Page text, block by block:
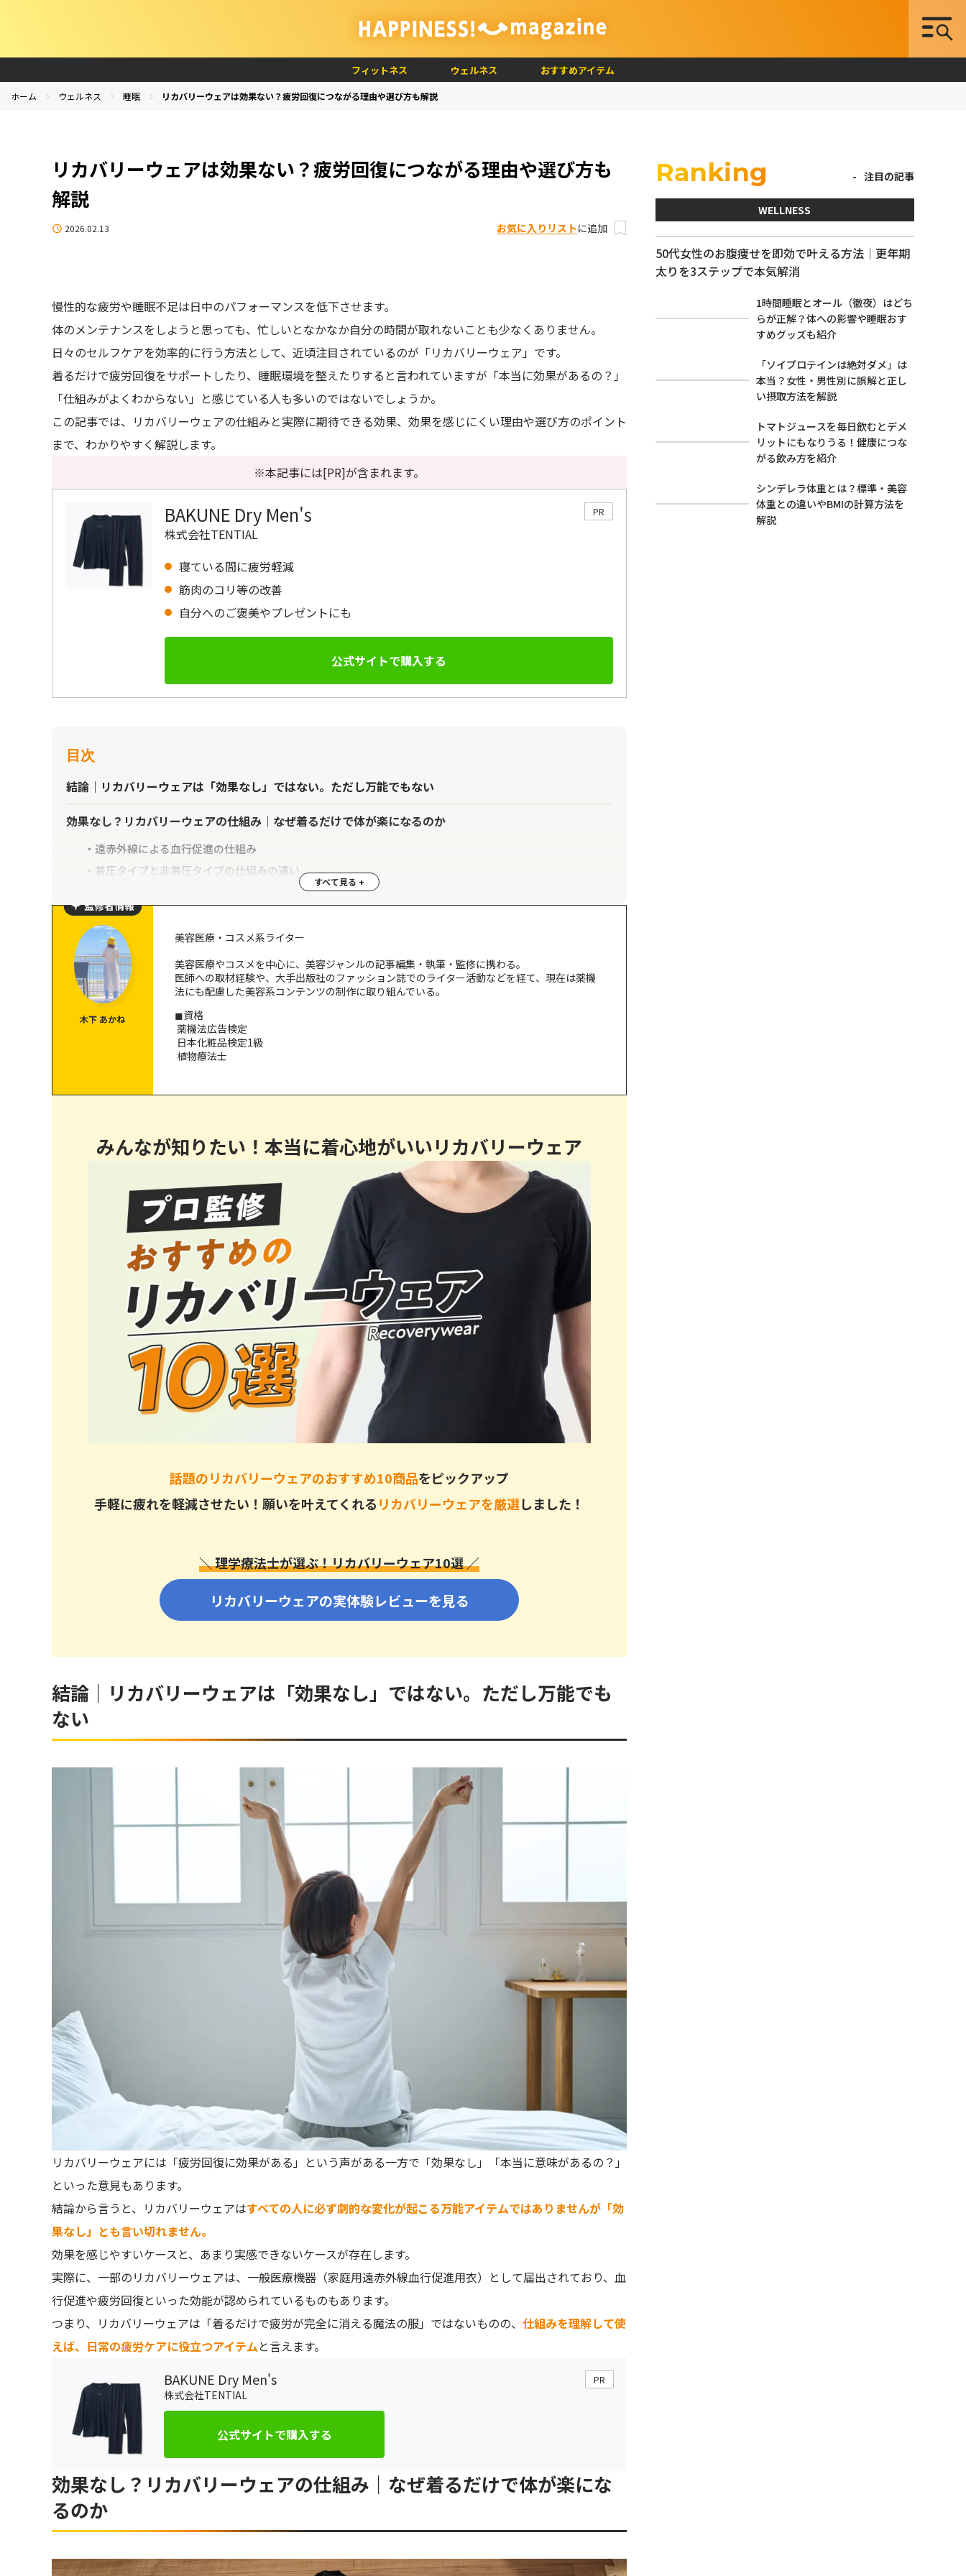
フィットネス ウェルネス おすすめアイテム
ホーム ウェルネス 睡眠 リカバリーウェアは効果ない？疲労回復につながる理由や選び方も解説
リカバリーウェアは効果ない？疲労回復につながる理由や選び方も
解説
2026.02.13 お気に入りリストに追加
慢性的な疲労や睡眠不足は日中のパフォーマンスを低下させます。
体のメンテナンスをしようと思っても、忙しいとなかなか自分の時間が取れないことも少なくありません。
日々のセルフケアを効率的に行う方法として、近頃注目されているのが「リカバリーウェア」です。
着るだけで疲労回復をサポートしたり、睡眠環境を整えたりすると言われていますが「本当に効果があるの？」
「仕組みがよくわからない」と感じている人も多いのではないでしょうか。
この記事では、リカバリーウェアの仕組みと実際に期待できる効果、効果を感じにくい理由や選び方のポイント
まで、わかりやすく解説します。
※本記事には[PR]が含まれます。
BAKUNE Dry Men's
株式会社TENTIAL
寝ている間に疲労軽減
筋肉のコリ等の改善
自分へのご褒美やプレゼントにも
公式サイトで購入する
PR
目次
結論｜リカバリーウェアは「効果なし」ではない。ただし万能でもない
効果なし？リカバリーウェアの仕組み｜なぜ着るだけで体が楽になるのか
遠赤外線による血行促進の仕組み
着圧タイプと非着圧タイプの仕組みの違い
疲労回復を期待できるリカバリーウェアと、そうでないものの違い
「リカバリーウェアは効果なし」と言われている理由
即効性を期待しすぎているから
仕組みに合わない使い方をしているから
一般医療機器でない商品も混在しているから
リカバリーウェアで期待できる効果と限界
血行を促進し、体を温めやすい状態をサポートする
効果を実感しやすいリカバリーウェアの選び方
着用シーンに合ったタイプか
サイズと着心地が合っているか
【比較】リカバリーウェアおすすめ3選
BAKUNE（バクネ）
シックスパッド リカバリーウェア
リライブシャツ
リカバリーウェアの効果に関するよくある質問
効果はどれくらい持続する？
いつ着用するのがおすすめ？
リカバリーウェア以外で快適な睡眠を得るためには？
まとめ｜リカバリーウェアは「仕組みを理解すれば効果を実感しやすい」
監修者情報
木下 あかね
美容医療・コスメ系ライター
美容医療やコスメを中心に、美容ジャンルの記事編集・執筆・監修に携わる。
医師への取材経験や、大手出版社のファッション誌でのライター活動などを経て、現在は薬機
法にも配慮した美容系コンテンツの制作に取り組んでいる。
◼︎資格
薬機法広告検定
日本化粧品検定1級
植物療法士
みんなが知りたい！本当に着心地がいいリカバリーウェア
話題のリカバリーウェアのおすすめ10商品をピックアップ
手軽に疲れを軽減させたい！願いを叶えてくれるリカバリーウェアを厳選しました！
＼ 理学療法士が選ぶ！リカバリーウェア10選 ／
リカバリーウェアの実体験レビューを見る
結論｜リカバリーウェアは「効果なし」ではない。ただし万能でも
ない
リカバリーウェアには「疲労回復に効果がある」という声がある一方で「効果なし」「本当に意味があるの？」
といった意見もあります。
結論から言うと、リカバリーウェアはすべての人に必ず劇的な変化が起こる万能アイテムではありませんが「効
果なし」とも言い切れません。
効果を感じやすいケースと、あまり実感できないケースが存在します。
実際に、一部のリカバリーウェアは、一般医療機器（家庭用遠赤外線血行促進用衣）として届出されており、血
行促進や疲労回復といった効能が認められているものもあります。
つまり、リカバリーウェアは「着るだけで疲労が完全に消える魔法の服」ではないものの、 仕組みを理解して使
えば、日常の疲労ケアに役立つアイテムと言えます。
BAKUNE Dry Men's
株式会社TENTIAL
公式サイトで購入する
PR
効果なし？リカバリーウェアの仕組み｜なぜ着るだけで体が楽にな
るのか
Ranking 注目の記事
WELLNESS
50代女性のお腹痩せを即効で叶える方法｜更年期
太りを3ステップで本気解消
1時間睡眠とオール（徹夜）はどち
らが正解？体への影響や睡眠おす
すめグッズも紹介
「ソイプロテインは絶対ダメ」は
本当？女性・男性別に誤解と正し
い摂取方法を解説
トマトジュースを毎日飲むとデメ
リットにもなりうる！健康につな
がる飲み方を紹介
シンデレラ体重とは？標準・美容
体重との違いやBMIの計算方法を
解説